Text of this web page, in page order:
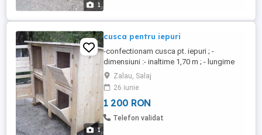
1
1
cusca pentru iepuri
-confectionam cusca pt. iepuri ; -
dimensiuni :- inaltime 1,70 m ; - lungime
1,80 m ; - latime 70 cm ; - 4 compartimente
; - intre cele 2 etaje este pusa o coala de
tabla zincata , inclinata ;
Zalau, Salaj
26 iunie
1 200 RON
Telefon validat